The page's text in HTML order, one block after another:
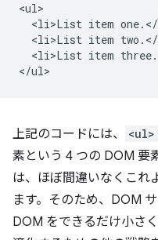
<ul>
<li>List item
<li>List item
<li>List item
上記のコードには、 <ul>
素という 4 つの DOM 要
は、ほぼ間違いなくこれ
ます。そのため、DOM
DOM をできるだけ小さ